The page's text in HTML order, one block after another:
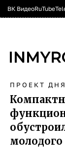
ВК ВидеоRuTube
ПРОЕКТ ДНЯ